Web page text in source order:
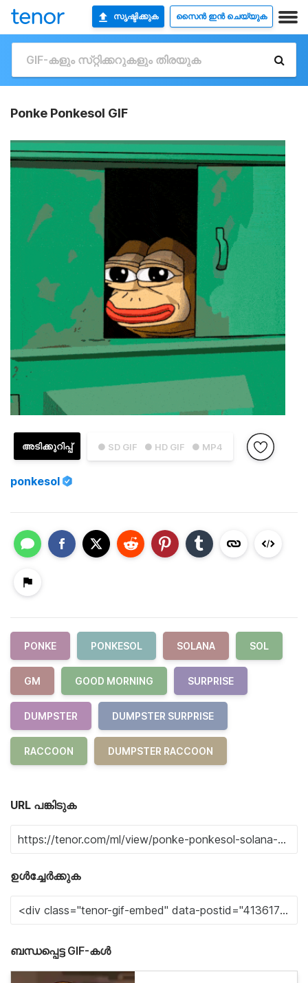
സൃഷ്ടിക്കുക സൈൻ ഇൻ ചെയ്യുക
Ponke Ponkesol GIF
● SD GIF ● HD GIF ● MP4
അടിക്കുറിപ്പ്
ponkesol
PONKE PONKESOL SOLANA SOL
GM GOOD MORNING SURPRISE
DUMPSTER DUMPSTER SURPRISE
RACCOON DUMPSTER RACCOON
URL പങ്കിടുക
ഉൾച്ചേർക്കുക
ബന്ധപ്പെട്ട GIF-കൾ